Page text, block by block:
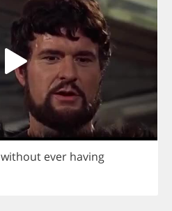
without ever having